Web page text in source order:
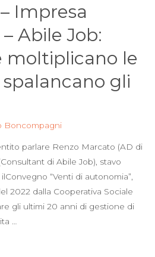
Impresa
Abile Job:
moltiplicano le
gli
Boncompagni
parlare Renzo Marcato (AD di
di Abile Job), stavo
“Venti di autonomia”,
2022 dalla Cooperativa Sociale
gli ultimi 20 anni di gestione di
…